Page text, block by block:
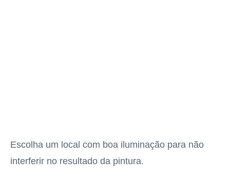
Escolha um local com boa iluminação para não
interferir no resultado da pintura.